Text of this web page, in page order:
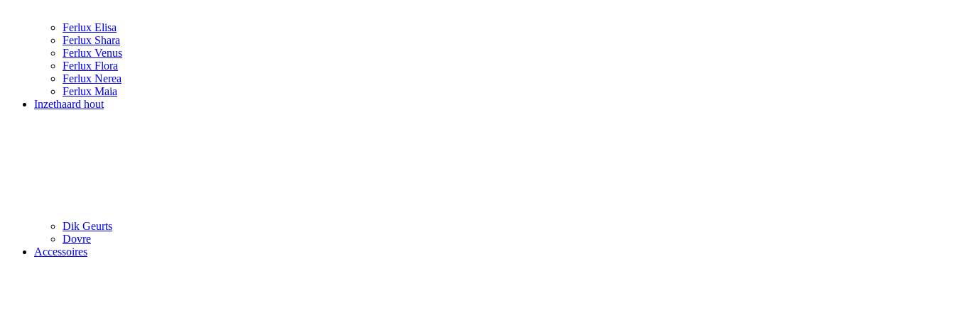
Ferlux Elisa
Ferlux Shara
Ferlux Venus
Ferlux Flora
Ferlux Nerea
Ferlux Maia
Inzethaard hout
Dik Geurts
Dovre
Accessoires